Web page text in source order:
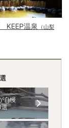
KEEP温泉
（山梨
自慢
選